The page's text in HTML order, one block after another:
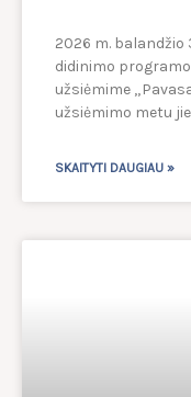
2026 m. balandžio
didinimo
užsiėmime
užsiėmimo metu
SKAITYTI DAUGIAU »